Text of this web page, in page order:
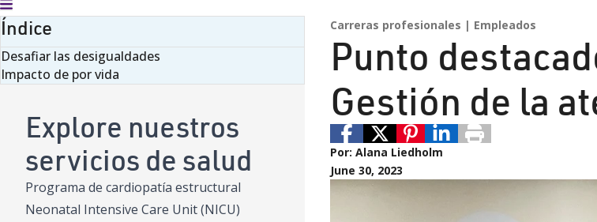
Alternar menú
Índice
Desafiar las desigualdades
Impacto de por vida
Explore nuestros
servicios de salud
Programa de cardiopatía estructural
Neonatal Intensive Care Unit (NICU)
Carreras profesionales Empleados
Punto
Gestión de la
Por: Alana Liedholm
June 30, 2023